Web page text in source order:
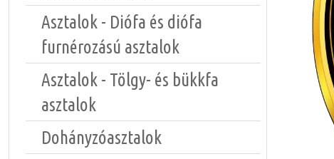
Asztalok - Diófa és diófa
furnérozású asztalok
Asztalok - Tölgy- és bükkfa
asztalok
Dohányzóasztalok